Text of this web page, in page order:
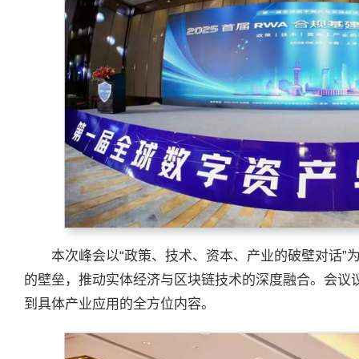
本次峰会以“政策、技术、资本、产业的破壁对话”
的壁垒，推动实体经济与区块链技术的深度融合。会
到具体产业应用的全方位内容。